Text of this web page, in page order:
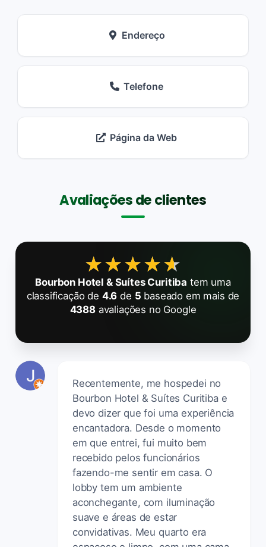
Endereço
Telefone
Página da Web
Avaliações de clientes
★★★★★
★★★★★
Bourbon Hotel & Suítes Curitiba tem uma
classificação de 4.6 de 5 baseado em mais de
4388avaliações no Google
Recentemente, me hospedei no
Bourbon Hotel & Suítes Curitiba e
devo dizer que foi uma experiência
encantadora. Desde o momento
em que entrei, fui muito bem
recebido pelos funcionários
fazendo-me sentir em casa. O
lobby tem um ambiente
aconchegante, com iluminação
suave e áreas de estar
convidativas. Meu quarto era